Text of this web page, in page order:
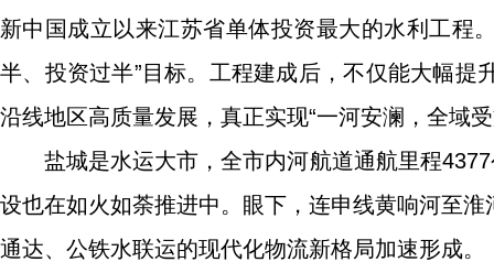
新中国成立以来江苏省单体投资最大的水利工程
半、投资过半”目标。工程建成后，不仅能大幅
沿线地区高质量发展，真正实现“一河安澜，全域
盐城是水运大市，全市内河航道通航里程
设也在如火如荼推进中。眼下，连申线黄响河至
通达、公铁水联运的现代化物流新格局加速形成。